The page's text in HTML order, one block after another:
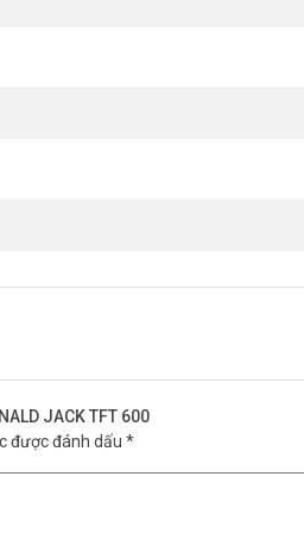
cửa RONALD JACK
JACK TFT 600
được đánh dấu *